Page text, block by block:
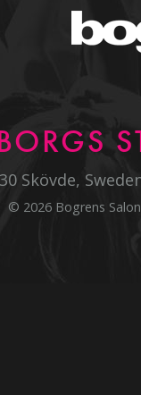
Skövde,
© 2026 Bogrens